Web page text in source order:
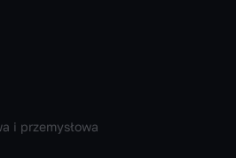
i przemysłowa